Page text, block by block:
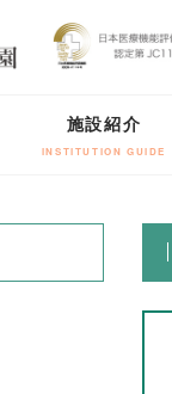
施設紹介
INSTITUTION GUIDE